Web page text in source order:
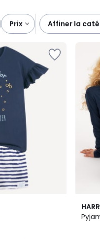
prix affiner la
4,3
/ 5